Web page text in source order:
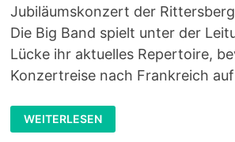
Jubiläumskonzert der
Die Big Band spielt unter der
Lücke ihr aktuelles Repertoire,
Konzertreise nach Frankreich
JUBILÄUMSKONZERT
25
JAHRE
WEITERLESEN